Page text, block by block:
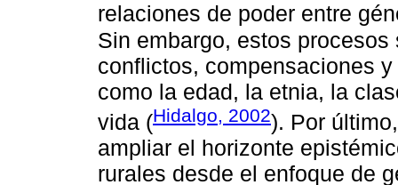
relaciones de poder entre
Sin embargo, estos
conflictos, compensaciones
como la edad, la etnia, la
vida (Hidalgo, 2002). Por
ampliar el horizonte
rurales desde el enfoque de